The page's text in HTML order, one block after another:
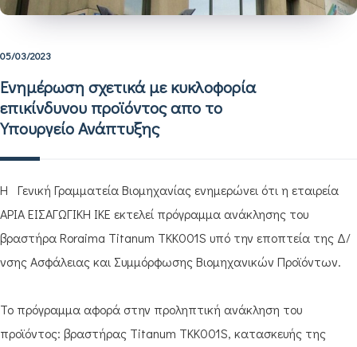
05/03/2023
Ενημέρωση σχετικά με κυκλοφορία
επικίνδυνου προϊόντος απο το
Υπουργείο Ανάπτυξης
Η Γενική Γραμματεία Βιομηχανίας ενημερώνει ότι η εταιρεία
ΑΡΙΑ ΕΙΣΑΓΩΓΙΚΗ ΙΚΕ εκτελεί πρόγραμμα ανάκλησης του
βραστήρα Roraima Titanum TKK001S υπό την εποπτεία της Δ/
νσης Ασφάλειας και Συμμόρφωσης Βιομηχανικών Προϊόντων.
Το πρόγραμμα αφορά στην προληπτική ανάκληση του
προϊόντος: βραστήρας Titanum TKK001S, κατασκευής της